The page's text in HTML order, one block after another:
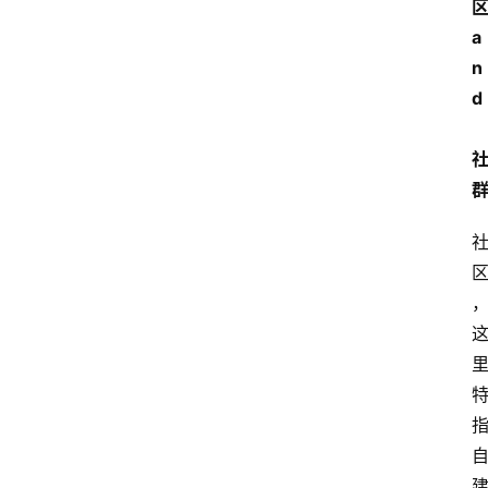
区
a
n
d
社
群
社
区
，
这
里
特
指
自